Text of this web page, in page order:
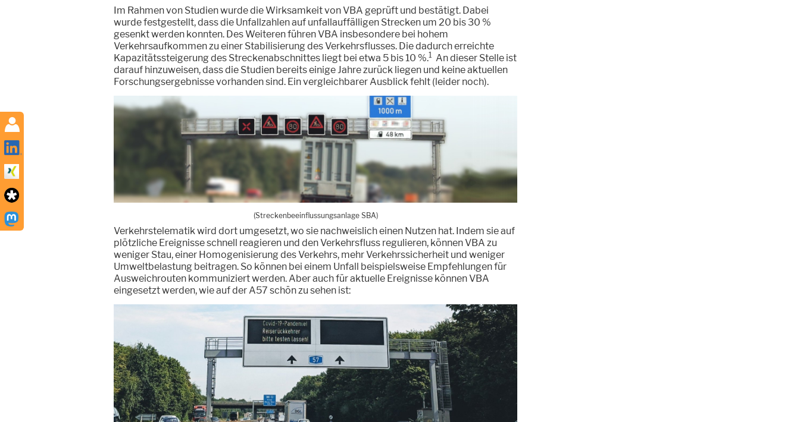
Im Rahmen von Studien wurde die Wirksamkeit von VBA geprüft und bestätigt. Dabei
wurde festgestellt, dass die Unfallzahlen auf unfallauffälligen Strecken um 20 bis 30 %
gesenkt werden konnten. Des Weiteren führen VBA insbesondere bei hohem
Verkehrsaufkommen zu einer Stabilisierung des Verkehrsflusses. Die dadurch erreichte
Kapazitätssteigerung des Streckenabschnittes liegt bei etwa 5 bis 10 %.1 An dieser Stelle ist
darauf hinzuweisen, dass die Studien bereits einige Jahre zurück liegen und keine aktuellen
Forschungsergebnisse vorhanden sind. Ein vergleichbarer Ausblick fehlt (leider noch).
(Streckenbeeinflussungsanlage SBA)
Verkehrstelematik wird dort umgesetzt, wo sie nachweislich einen Nutzen hat. Indem sie auf
plötzliche Ereignisse schnell reagieren und den Verkehrsfluss regulieren, können VBA zu
weniger Stau, einer Homogenisierung des Verkehrs, mehr Verkehrssicherheit und weniger
Umweltbelastung beitragen. So können bei einem Unfall beispielsweise Empfehlungen für
Ausweichrouten kommuniziert werden. Aber auch für aktuelle Ereignisse können VBA
eingesetzt werden, wie auf der A57 schön zu sehen ist: